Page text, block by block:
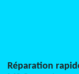
Réparation